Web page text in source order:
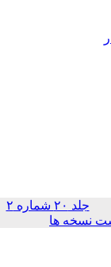
جلد ۲۰ شماره ۲
نسخه ها